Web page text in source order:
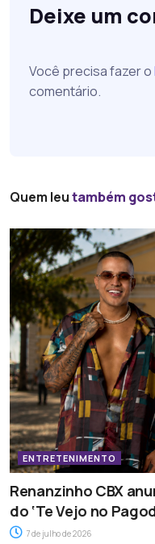
Deixe um
Você precisa fazer o
comentário.
Quem leutambém
ENTRETENIMENTO
Renanzinho CBX
do ‘Te Vejo no
7 de julho de 2026